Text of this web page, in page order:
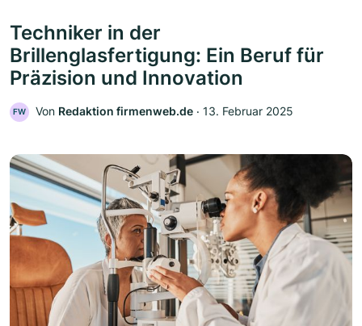
Techniker in der
Brillenglasfertigung: Ein Beruf für
Präzision und Innovation
FW Von Redaktion firmenweb.de ‧ 13. Februar 2025